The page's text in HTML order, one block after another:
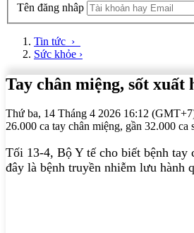
Tên đăng nhâp
Tin tức ›
Sức khỏe ›
Tay chân miệng, sốt xuất
Thứ ba, 14 Tháng 4 2026 16:12
26.000 ca tay chân miệng, gần 32.000
Tối 13-4, Bộ Y tế cho biết bệnh tay
đây là bệnh truyền nhiễm lưu hành